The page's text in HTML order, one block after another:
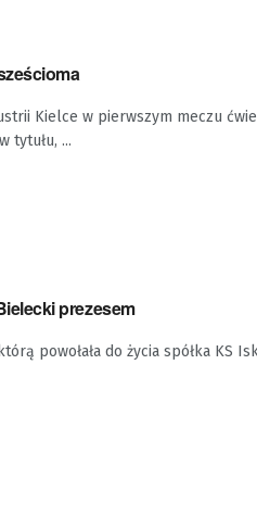
Kielce w pierwszym meczu
tytułu, ...
prezesem
powołała do życia spółka KS